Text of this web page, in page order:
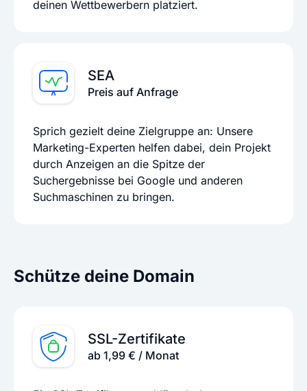
deinen Wettbewerbern platziert.
SEA
Preis auf Anfrage
Sprich gezielt deine Zielgruppe an: Unsere
Marketing-Experten helfen dabei, dein Projekt
durch Anzeigen an die Spitze der
Suchergebnisse bei Google und anderen
Suchmaschinen zu bringen.
Schütze deine Domain
SSL-Zertifikate
ab 1,99 € / Monat